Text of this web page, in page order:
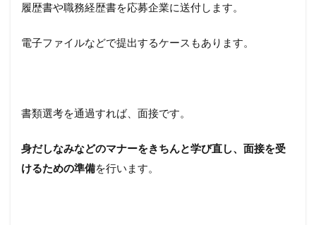
履歴書や職務経歴書を応募企業に送付します。
電子ファイルなどで提出するケースもあります。
書類選考を通過すれば、面接です。
身だしなみなどのマナーをきちんと学び直し、面接を受
けるための準備を行います。